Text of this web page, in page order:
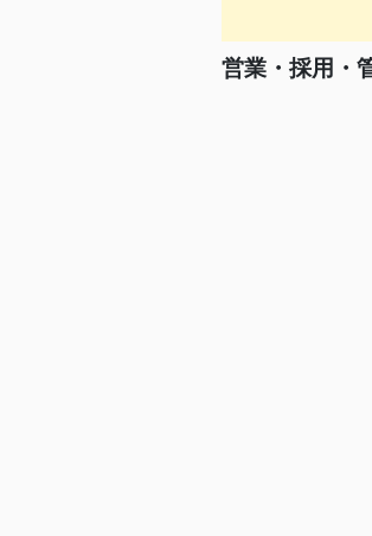
営業・採用・